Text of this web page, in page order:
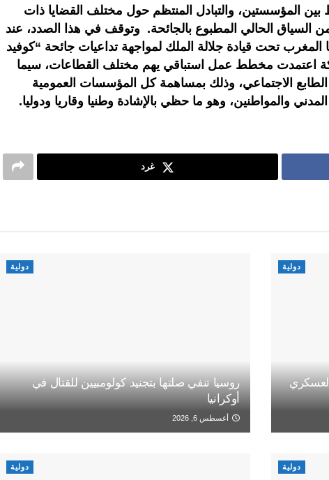
بين المؤسستين، والتبادل المنتظم حول مختلف القضايا ذات
من السياق الحالي المطبوع بالجائحة. وتوقف في هذا الصدد، عند
المغرب تحت قيادة جلالة الملك لمواجهة تداعيات جائحة “كوفيد
اعتمدت مخطط عمل استباقي يهم مختلف القطاعات، سيما
الطابع الاجتماعي، وذلك بمساهمة كل المؤسسات العمومية
والمواطنين، وهو ما حظي بالإشادة وطنيا وقاريا ودوليا.
غرد
دولية
العسكري
دولية
روسيا تنفي صلتها بتجنيد كولومبيين للقتال في
أوكرانيا
أغسطس 6, 2026
دولية دولية